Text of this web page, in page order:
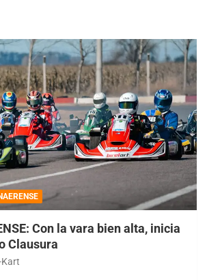
Con la vara bien alta, inicia
Clausura
Kart